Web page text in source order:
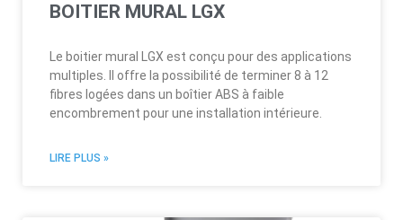
BOITIER MURAL LGX
Le boitier mural LGX est conçu pour des applications
multiples. Il offre la possibilité de terminer 8 à 12
fibres logées dans un boîtier ABS à faible
encombrement pour une installation intérieure.
LIRE PLUS »